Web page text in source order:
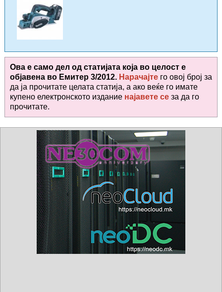
Ова е само дел од статијата која во целост е
објавена во Емитер 3/2012. Нарачајте го овој број за
да ја прочитате целата статија, а ако веќе го имате
купено електронското издание најавете се за да го
прочитате.